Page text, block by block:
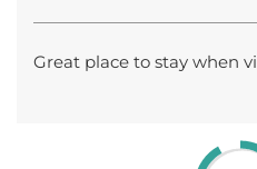
Great place to stay when